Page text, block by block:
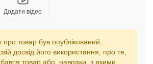
Додати відео
товар був опублікований,
досвід його використання, про те,
товар або, навпаки, з якими